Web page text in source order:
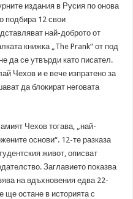
издания в Русия по онова
подбира 12 свои
най-доброто от
книжка „The Prank“ от под
да се утвърди като писател.
Чехов и е вече изпратено за
да блокират неговата
Чехов тогава, „най-
основи“. 12-те разказа
живот, описват
Заглавието показва
на вдъхновения едва 22-
ще остане в историята с